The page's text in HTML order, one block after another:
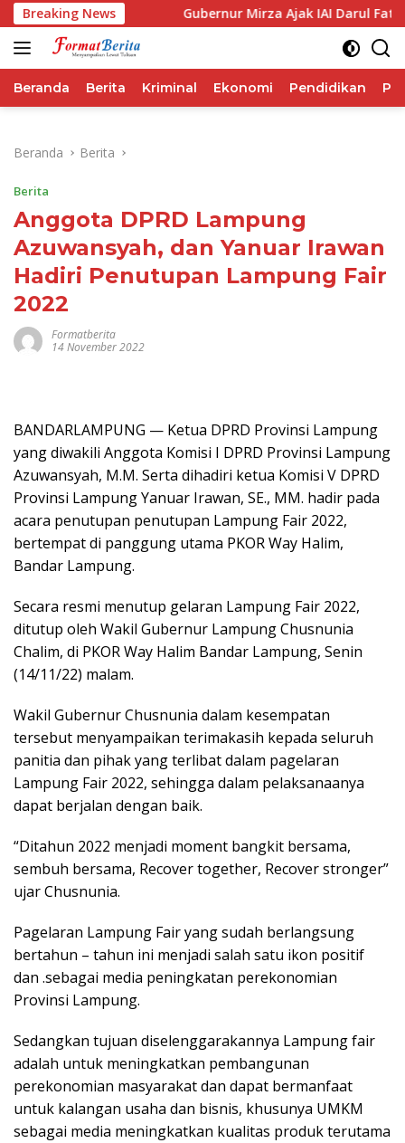
Langsung
ke
konten
Breaking News
IHSG Gubernur Mirza Ajak IAI Darul Fattah
Beranda Berita Kriminal Ekonomi Pendidikan
Beranda Berita
Berita
Anggota DPRD Lampung
Azuwansyah, dan Yanuar Irawan
Hadiri Penutupan Lampung Fair
2022
Formatberita
14 November 2022
BANDARLAMPUNG — Ketua DPRD Provinsi Lampung
yang diwakili Anggota Komisi I DPRD Provinsi Lampung
Azuwansyah, M.M. Serta dihadiri ketua Komisi V DPRD
Provinsi Lampung Yanuar Irawan, SE., MM. hadir pada
acara penutupan penutupan Lampung Fair 2022,
bertempat di panggung utama PKOR Way Halim,
Bandar Lampung.
Secara resmi menutup gelaran Lampung Fair 2022,
ditutup oleh Wakil Gubernur Lampung Chusnunia
Chalim, di PKOR Way Halim Bandar Lampung, Senin
(14/11/22) malam.
Wakil Gubernur Chusnunia dalam kesempatan
tersebut menyampaikan terimakasih kepada seluruh
panitia dan pihak yang terlibat dalam pagelaran
Lampung Fair 2022, sehingga dalam pelaksanaanya
dapat berjalan dengan baik.
“Ditahun 2022 menjadi moment bangkit bersama,
sembuh bersama, Recover together, Recover stronger”
ujar Chusnunia.
Pagelaran Lampung Fair yang sudah berlangsung
bertahun – tahun ini menjadi salah satu ikon positif
dan .sebagai media peningkatan perekonomian
Provinsi Lampung.
Sedangkan tujuan diselenggarakannya Lampung fair
adalah untuk meningkatkan pembangunan
perekonomian masyarakat dan dapat bermanfaat
untuk kalangan usaha dan bisnis, khusunya UMKM
sebagai media meningkatkan kualitas produk terutama